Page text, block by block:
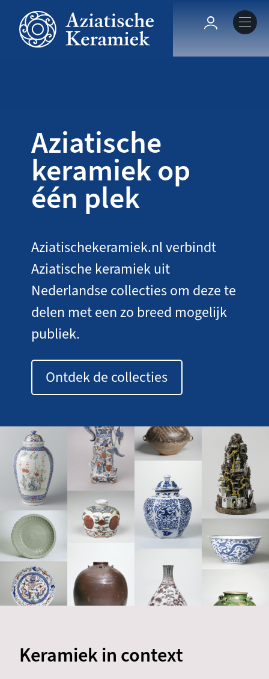
Overslaan
naar
Keramiek in context
Agenda
Aziatische
keramiek op
één plek
Aziatischekeramiek.nl verbindt
Aziatische keramiek uit
Nederlandse collecties om deze te
delen met een zo breed mogelijk
publiek.
Ontdek de collecties
Keramiek in context